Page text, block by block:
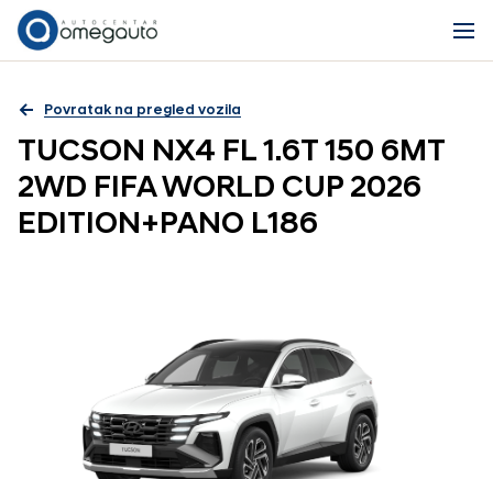
Povratak na pregled vozila
TUCSON NX4 FL 1.6T 150 6MT
2WD FIFA WORLD CUP 2026
EDITION+PANO L186